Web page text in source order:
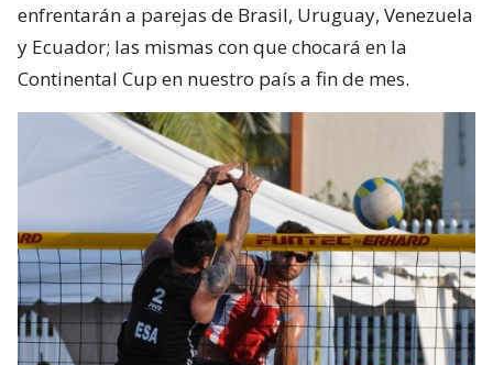
enfrentarán a parejas de Brasil, Uruguay, Venezuela
y Ecuador; las mismas con que chocará en la
Continental Cup en nuestro país a fin de mes.